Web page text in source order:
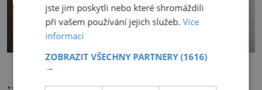
… i žehlit
jste jim poskytli nebo které shromáždili
při vašem používání jejich služeb.Více
informací
ZOBRAZIT VŠECHNY PARTNERY(1616)
→